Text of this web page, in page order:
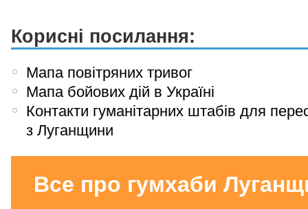
Корисні посилання:
Мапа повітряних тривог
Мапа бойових дій в Україні
Контакти гуманітарних штабів для
з Луганщини
Все про гумхаби